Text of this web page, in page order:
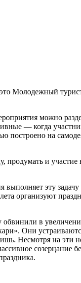
Молодежный
можно
— когда
на
продумать и
выполняет эту
организуют
в
Они
Несмотря на эти
созерцание